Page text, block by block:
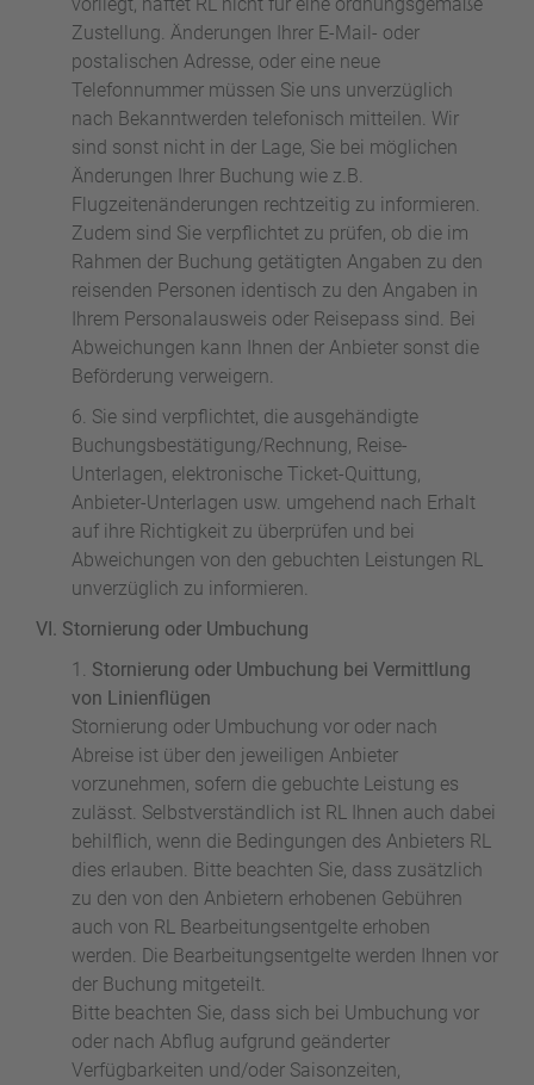
Zustellung. Änderungen Ihrer E-Mail- oder
postalischen Adresse, oder eine neue
Telefonnummer müssen Sie uns unverzüglich
nach Bekanntwerden telefonisch mitteilen. Wir
sind sonst nicht in der Lage, Sie bei möglichen
Änderungen Ihrer Buchung wie z.B.
Flugzeitenänderungen rechtzeitig zu informieren.
Zudem sind Sie verpflichtet zu prüfen, ob die im
Rahmen der Buchung getätigten Angaben zu den
reisenden Personen identisch zu den Angaben in
Ihrem Personalausweis oder Reisepass sind. Bei
Abweichungen kann Ihnen der Anbieter sonst die
Beförderung verweigern.
Sie sind verpflichtet, die ausgehändigte
Buchungsbestätigung/Rechnung, Reise-
Unterlagen, elektronische Ticket-Quittung,
Anbieter-Unterlagen usw. umgehend nach Erhalt
auf ihre Richtigkeit zu überprüfen und bei
Abweichungen von den gebuchten Leistungen RL
unverzüglich zu informieren.
VI. Stornierung oder Umbuchung
Stornierung oder Umbuchung bei Vermittlung
von Linienflügen
Stornierung oder Umbuchung vor oder nach
Abreise ist über den jeweiligen Anbieter
vorzunehmen, sofern die gebuchte Leistung es
zulässt. Selbstverständlich ist RL Ihnen auch dabei
behilflich, wenn die Bedingungen des Anbieters RL
dies erlauben. Bitte beachten Sie, dass zusätzlich
zu den von den Anbietern erhobenen Gebühren
auch von RL Bearbeitungsentgelte erhoben
werden. Die Bearbeitungsentgelte werden Ihnen vor
der Buchung mitgeteilt.
Bitte beachten Sie, dass sich bei Umbuchung vor
oder nach Abflug aufgrund geänderter
Verfügbarkeiten und/oder Saisonzeiten,